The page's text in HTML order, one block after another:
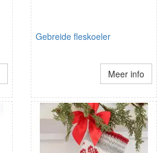
Gebreide fleskoeler
Meer info